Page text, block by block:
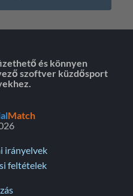
és könnyen
szoftver küzdősport
Match
irányelvek
feltételek